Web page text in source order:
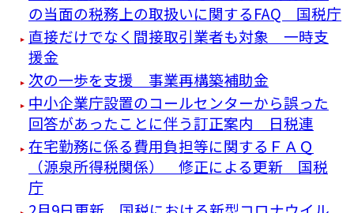
の当面の税務上の取扱いに関するFAQ 国税庁
直接だけでなく間接取引業者も対象 一時支
援金
次の一歩を支援 事業再構築補助金
中小企業庁設置のコールセンターから誤った
回答があったことに伴う訂正案内 日税連
在宅勤務に係る費用負担等に関するＦＡＱ
（源泉所得税関係） 修正による更新 国税
庁